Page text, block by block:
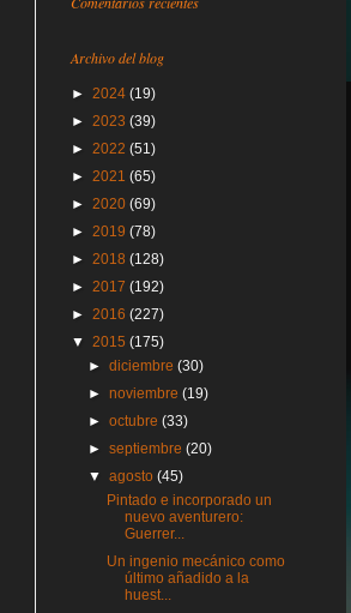
Archivo del blog
► 2024 (19)
► 2023 (39)
► 2022 (51)
► 2021 (65)
► 2020 (69)
► 2019 (78)
► 2018 (128)
► 2017 (192)
► 2016 (227)
▼ 2015 (175)
►diciembre(30)
►noviembre(19)
►octubre(33)
►septiembre(20)
▼agosto(45)
Pintado e incorporado un
nuevo aventurero:
Guerrer...
Un ingenio mecánico como
último añadido a la
huest...